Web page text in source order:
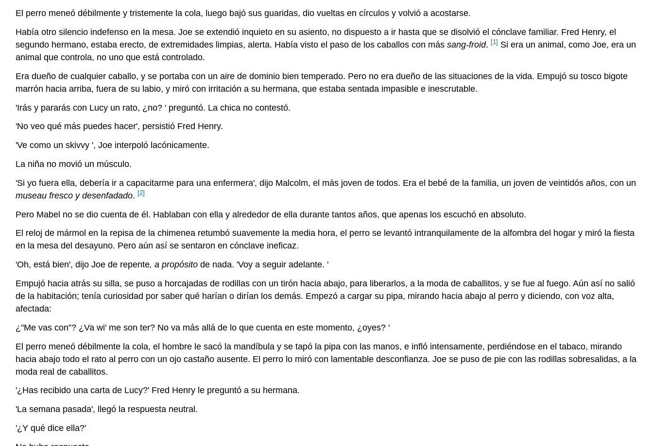
El perro meneó débilmente y tristemente la cola, luego bajó sus guaridas, dio vueltas en círculos y volvió a acostarse.
Había otro silencio indefenso en la mesa. Joe se extendió inquieto en su asiento, no dispuesto a ir hasta que se disolvió el cónclave familiar. Fred Henry, el
segundo hermano, estaba erecto, de extremidades limpias, alerta. Había visto el paso de los caballos con más sang-froid. [1] Si era un animal, como Joe, era un
animal que controla, no uno que está controlado.
Era dueño de cualquier caballo, y se portaba con un aire de dominio bien temperado. Pero no era dueño de las situaciones de la vida. Empujó su tosco bigote
marrón hacia arriba, fuera de su labio, y miró con irritación a su hermana, que estaba sentada impasible e inescrutable.
'Irás y pararás con Lucy un rato, ¿no? ' preguntó. La chica no contestó.
'No veo qué más puedes hacer', persistió Fred Henry.
'Ve como un skivvy ', Joe interpoló lacónicamente.
La niña no movió un músculo.
'Si yo fuera ella, debería ir a capacitarme para una enfermera', dijo Malcolm, el más joven de todos. Era el bebé de la familia, un joven de veintidós años, con un
museau fresco y desenfadado. [2]
Pero Mabel no se dio cuenta de él. Hablaban con ella y alrededor de ella durante tantos años, que apenas los escuchó en absoluto.
El reloj de mármol en la repisa de la chimenea retumbó suavemente la media hora, el perro se levantó intranquilamente de la alfombra del hogar y miró la fiesta
en la mesa del desayuno. Pero aún así se sentaron en cónclave ineficaz.
'Oh, está bien', dijo Joe de repente, a propósito de nada. 'Voy a seguir adelante. '
Empujó hacia atrás su silla, se puso a horcajadas de rodillas con un tirón hacia abajo, para liberarlos, a la moda de caballitos, y se fue al fuego. Aún así no salió
de la habitación; tenía curiosidad por saber qué harían o dirían los demás. Empezó a cargar su pipa, mirando hacia abajo al perro y diciendo, con voz alta,
afectada:
¿"Me vas con”? ¿Va wi' me son ter? No va más allá de lo que cuenta en este momento, ¿oyes? '
El perro meneó débilmente la cola, el hombre le sacó la mandíbula y se tapó la pipa con las manos, e infló intensamente, perdiéndose en el tabaco, mirando
hacia abajo todo el rato al perro con un ojo castaño ausente. El perro lo miró con lamentable desconfianza. Joe se puso de pie con las rodillas sobresalidas, a la
moda real de caballitos.
'¿Has recibido una carta de Lucy?' Fred Henry le preguntó a su hermana.
'La semana pasada', llegó la respuesta neutral.
'¿Y qué dice ella?'